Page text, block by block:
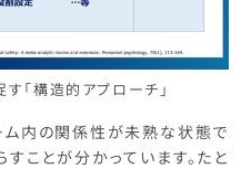
「構造的アプローチ」
ム内の関係性が未熟な状態で
ことが分かっています。たと